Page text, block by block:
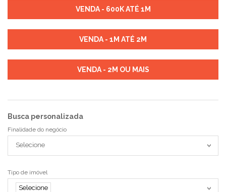
VENDA - 600K ATÉ 1M
VENDA - 1M ATÉ 2M
VENDA - 2M OU MAIS
Busca personalizada
Finalidade do negócio
Selecione
Tipo de imóvel
Selecione